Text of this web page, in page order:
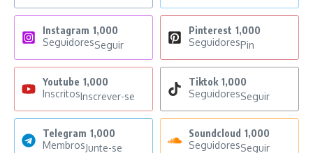
Instagram 1,000
SeguidoresSeguir
Pinterest 1,000
SeguidoresPin
Youtube 1,000
InscritosInscrever-se
Tiktok 1,000
SeguidoresSeguir
Telegram 1,000
MembrosJunte-se
Soundcloud 1,000
SeguidoresSeguir